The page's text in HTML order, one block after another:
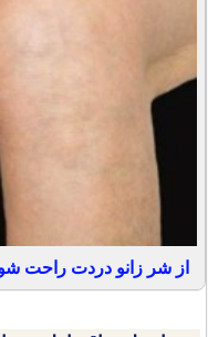
از شر زانو دردت راحت